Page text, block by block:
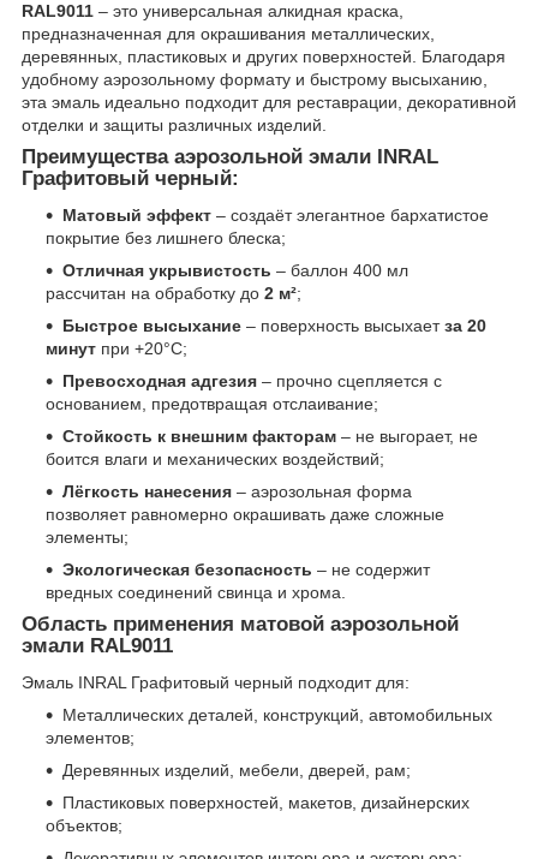
RAL9011 – это универсальная алкидная краска,
предназначенная для окрашивания металлических,
деревянных, пластиковых и других поверхностей. Благодаря
удобному аэрозольному формату и быстрому высыханию,
эта эмаль идеально подходит для реставрации, декоративной
отделки и защиты различных изделий.
Преимущества аэрозольной эмали INRAL
Графитовый черный:
Матовый эффект – создаёт элегантное бархатистое
покрытие без лишнего блеска;
Отличная укрывистость – баллон 400 мл
рассчитан на обработку до 2 м²;
Быстрое высыхание – поверхность высыхаетза 20
минут при +20°C;
Превосходная адгезия – прочно сцепляется с
основанием, предотвращая отслаивание;
Стойкость к внешним факторам – не выгорает, не
боится влаги и механических воздействий;
Лёгкость нанесения – аэрозольная форма
позволяет равномерно окрашивать даже сложные
элементы;
Экологическая безопасность – не содержит
вредных соединений свинца и хрома.
Область применения матовой аэрозольной
эмали RAL9011
Эмаль INRAL Графитовый черный подходит для:
Металлических деталей, конструкций, автомобильных
элементов;
Деревянных изделий, мебели, дверей, рам;
Пластиковых поверхностей, макетов, дизайнерских
объектов;